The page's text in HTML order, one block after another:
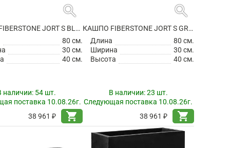
search
КАШПО FIBERSTONE JORT S BLACK
80 см.
30 см.
40 см.
наличии: 54 шт.
поставка 10.08.26г.
38 961 ₽
shopping_cart
search
КАШПО FIBERSTONE JORT S GREY
Длина
80 см.
Ширина
30 см.
Высота
40 см.
В наличии:23 шт.
Следующая поставка 10.08.26г.
38 961 ₽
shopping_cart